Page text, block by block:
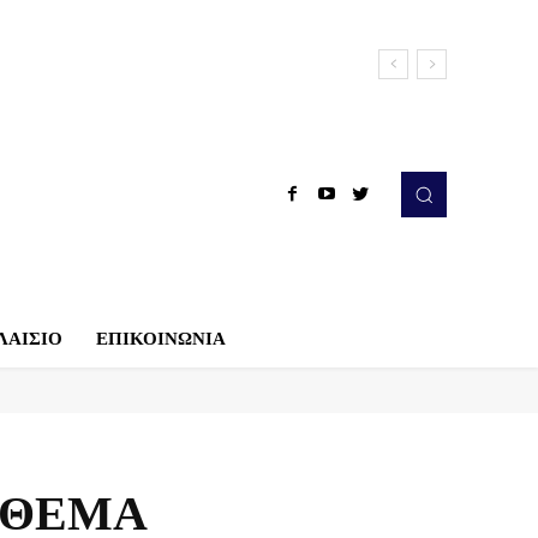
ΕΠΙΚΟΙΝΩΝΙΑ
ΘΕΜΑ